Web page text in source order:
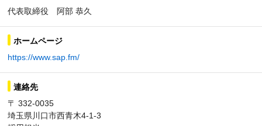
代表取締役 阿部 恭久
ホームページ
https://www.sap.fm/
連絡先
〒 332-0035
埼玉県川口市西青木4-1-3